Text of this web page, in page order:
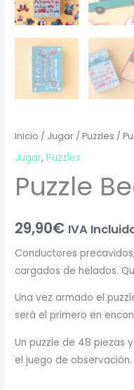
Inicio / Jugar /Puzzles /
Jugar,Puzzles
Puzzle
29,90€ IVA
Conductores
cargados de helados.
Una vez armado el
serà el primero en
Un puzzle de 48 piezas
el juego de observación.